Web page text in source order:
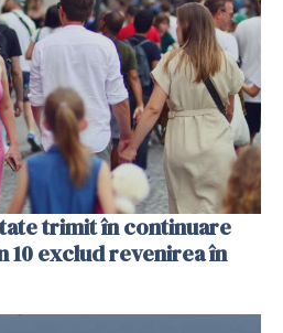
trimit în continuare
10 exclud revenirea în